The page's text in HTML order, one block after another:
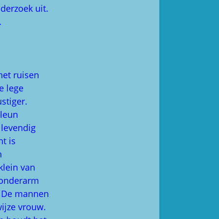
uit.
ruisen
lege
is
van
mannen
vrouw.